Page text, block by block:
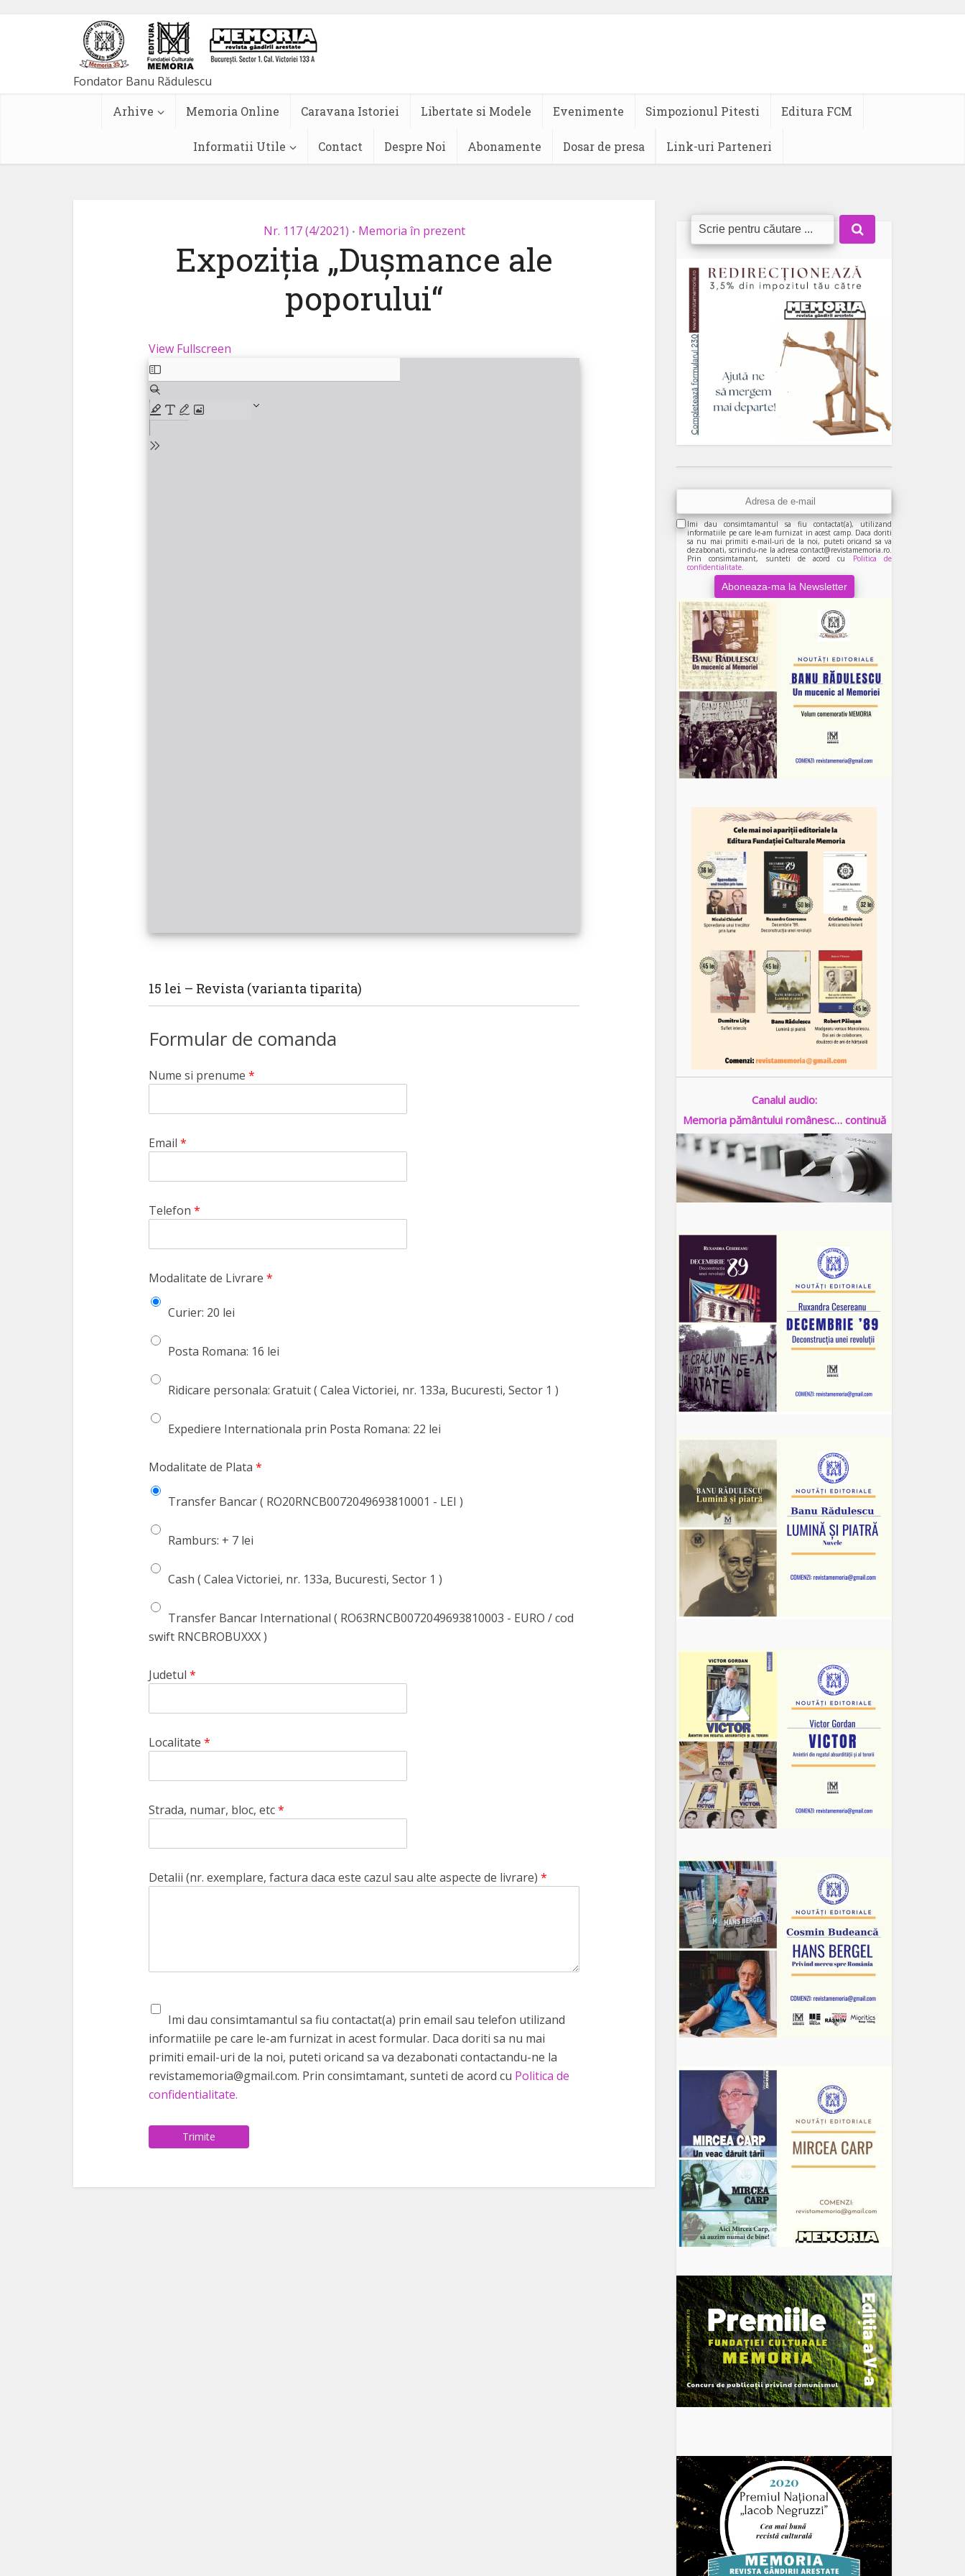
Arhive Memoria Online Caravana Istoriei Libertate si Modele Evenimente Simpozionul Pitesti Editura FCM
Informatii Utile Contact Despre Noi Abonamente Dosar de presa Link-uri Parteneri
Nr. 117 (4/2021) • Memoria în prezent
Expoziția „Dușmance ale
poporului“
View Fullscreen
Skip
to
PDF
content
15 lei – Revista (varianta tiparita)
Formular de comanda
Nume si prenume *
Email *
Telefon *
Modalitate de Livrare *
Curier: 20 lei
Posta Romana: 16 lei
Ridicare personala: Gratuit ( Calea Victoriei, nr. 133a, Bucuresti, Sector 1 )
Expediere Internationala prin Posta Romana: 22 lei
Modalitate de Plata *
Transfer Bancar ( RO20RNCB0072049693810001 - LEI )
Ramburs: + 7 lei
Cash ( Calea Victoriei, nr. 133a, Bucuresti, Sector 1 )
Transfer Bancar International ( RO63RNCB0072049693810003 - EURO / cod
swift RNCBROBUXXX )
Judetul *
Localitate *
Strada, numar, bloc, etc*
Detalii (nr. exemplare, factura daca este cazul sau alte aspecte de livrare) *
Imi dau consimtamantul sa fiu contactat(a) prin email sau telefon utilizand
informatiile pe care le-am furnizat in acest formular. Daca doriti sa nu mai
primiti email-uri de la noi, puteti oricand sa va dezabonati contactandu-ne la
revistamemoria@gmail.com. Prin consimtamant, sunteti de acord cu Politica de
confidentialitate.
Trimite
Imi dau consimtamantul sa fiu contactat(a), utilizand
informatiile pe care le-am furnizat in acest camp. Daca doriti
sa nu mai primiti e-mail-uri de la noi, puteti oricand sa va
dezabonati, scriindu-ne la adresa contact@revistamemoria.ro.
Prin consimtamant, sunteti de acord cu Politica de
confidentialitate.
Canalul audio:
Memoria pământului românesc… continuă